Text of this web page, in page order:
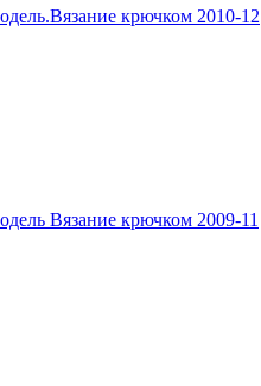
крючком 2010-12
Вязание крючком 2009-11